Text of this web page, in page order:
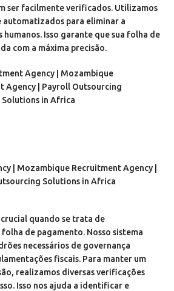
ser facilmente verificados. Utilizamos
automatizados para eliminar a
Isso garante que sua folha de
com a máxima precisão.
quando se trata de
de pagamento. Nosso sistema
necessários de governança
fiscais. Para manter um
realizamos diversas verificações
Isso nos ajuda a identificar e